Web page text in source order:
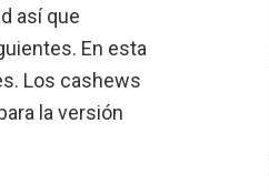
así que
En esta
Los cashews
la versión